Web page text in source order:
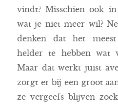
vindt? Misschien ook
wat je niet meer wil?
denken dat het
helder te hebben wat
Maar dat werkt juist
zorgt er bij een groot
ze vergeefs blijven